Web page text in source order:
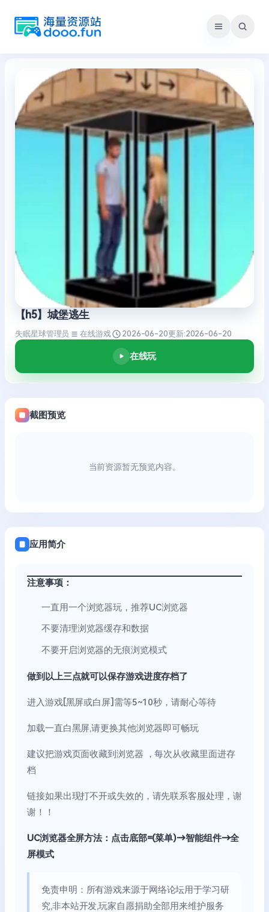
【h5】城堡逃生
失眠星球管理员 在线游戏 2026-06-20更新:2026-06-20
在线玩
截图预览
当前资源暂无预览内容。
应用简介
注意事项：
一直用一个浏览器玩，推荐UC浏览器
不要清理浏览器缓存和数据
不要开启浏览器的无痕浏览模式
做到以上三点就可以保存游戏进度存档了
进入游戏[黑屏或白屏]需等5~10秒，请耐心等待
加载一直白黑屏,请更换其他浏览器即可畅玩
建议把游戏页面收藏到浏览器 ，每次从收藏里面进存
档
链接如果出现打不开或失效的，请先联系客服处理，谢
谢！！
UC浏览器全屏方法：点击底部=(菜单)→智能组件→全
屏模式
免责申明：所有游戏来源于网络论坛用于学习研
究,非本站开发,玩家自愿捐助全部用来维护服务